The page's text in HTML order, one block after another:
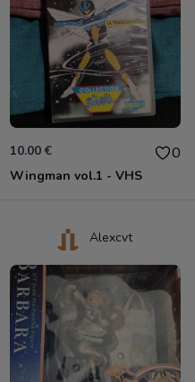
10.00 € 0
Wingman vol.1 - VHS
Alexcvt